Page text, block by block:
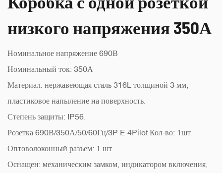
низкого напряжения 350А
Номинальное напряжение 690В
Номинальный ток: 350А
Материал: нержавеющая сталь 316L толщиной 3 мм,
пластиковое напыление на поверхность.
Степень защиты: IP56.
Розетка 690В/350А/50/60Гц/3P E 4Pilot Кол-во: 1шт.
Оптоволоконный разъем: 1 шт.
Оснащен: механическим замком, индикатором включения,